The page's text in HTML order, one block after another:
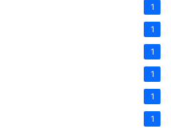
1
1
1
1
1
1